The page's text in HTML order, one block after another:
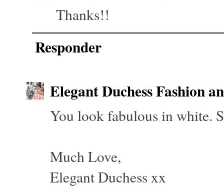
Thanks!!
Responder
Elegant Duchess Fashion
You look fabulous in white.
Much Love,
Elegant Duchess xx